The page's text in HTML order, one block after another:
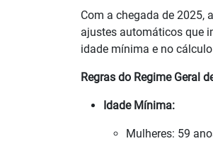
Com a chegada de 2025,
ajustes automáticos que
idade mínima e no
Regras do Regime Geral
Idade Mínima:
Mulheres: 59